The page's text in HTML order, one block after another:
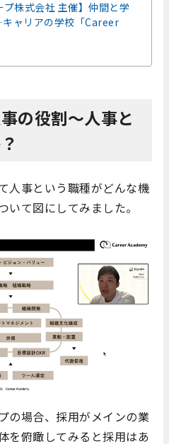
プ株式会社 主催】仲間と学
ャリアの学校「Career
の役割～人事と
人事という職種がどんな機
て図にしてみました。
の場合、採用がメインの業
を俯瞰してみると採用はあ